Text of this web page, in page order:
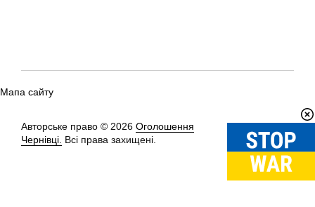
Мапа сайту
Авторське право © 2026 Оголошення
Чернівці. Всі права захищені.
Вгору↑